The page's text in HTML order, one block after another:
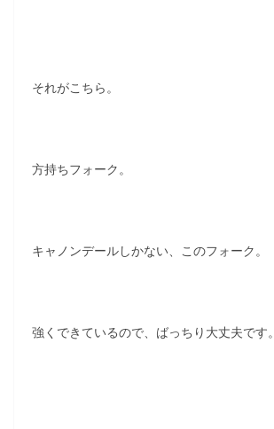
それがこちら。
方持ちフォーク。
キャノンデールしかない、このフォーク。
強くできているので、ばっちり大丈夫です。